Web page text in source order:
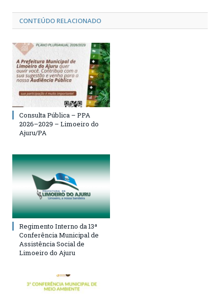
CONTEÚDO RELACIONADO
Consulta Pública – PPA
2026–2029 – Limoeiro do
Ajuru/PA
Regimento Interno da 13ª
Conferência Municipal de
Assistência Social de
Limoeiro do Ajuru